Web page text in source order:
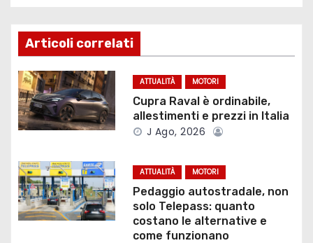
i
g
a
z
i
o
n
Articoli correlati
ATTUALITÀ MOTORI
Cupra Raval è ordinabile,
allestimenti e prezzi in Italia
J Ago, 2026
ATTUALITÀ MOTORI
Pedaggio autostradale, non
solo Telepass: quanto
costano le alternative e
come funzionano